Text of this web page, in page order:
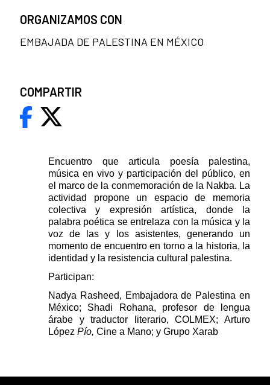
Encuentro que articula poesía palestina,
música en vivo y participación del público, en
el marco de la conmemoración de la Nakba. La
actividad propone un espacio de memoria
colectiva y expresión artística, donde la
palabra poética se entrelaza con la música y la
voz de las y los asistentes, generando un
momento de encuentro en torno a la historia, la
identidad y la resistencia cultural palestina.
Participan:
Nadya Rasheed, Embajadora de Palestina en
México; Shadi Rohana, profesor de lengua
árabe y traductor literario,COLMEX; Arturo
López Pío, Cine a Mano; y Grupo Xarab
ORGANIZAMOS CON
EMBAJADA DE PALESTINA EN MÉXICO
COMPARTIR